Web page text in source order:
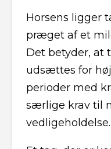
Horsens ligger
præget af et
Det betyder, at
udsættes for
perioder med
særlige krav til
vedligeholdelse.